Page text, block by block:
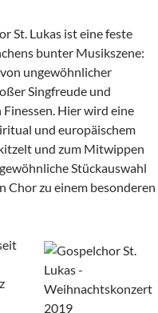
St. Lukas ist eine feste
bunter Musikszene:
ungewöhnlicher
Singfreude und
Finessen. Hier wird eine
und europäischem
und zum Mitwippen
Stückauswahl
Chor zu einem besonderen